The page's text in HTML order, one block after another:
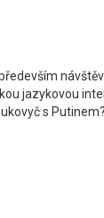
jazykovou
s